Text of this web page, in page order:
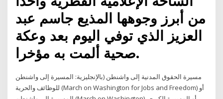
من أبرز وجوهها المذيع جاسم عبد
العزيز الذي توفي اليوم بعد وعكة
صحية ألمت به مؤخرا.
مسيرة الحقوق المدنية إلى واشنطن (بالإنجليزية: المسيرة إلى واشنطن
للوظائف والحرية (March on Washington for Jobs and Freedom) أو